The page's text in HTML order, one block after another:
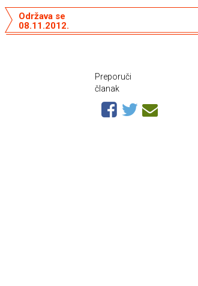
Održava se
08.11.2012.
Preporuči
članak